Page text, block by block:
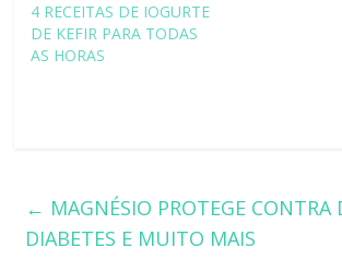
4 RECEITAS DE IOGURTE
DE KEFIR PARA TODAS
AS HORAS
← MAGNÉSIO PROTEGE CONTRA
DIABETES E MUITO MAIS